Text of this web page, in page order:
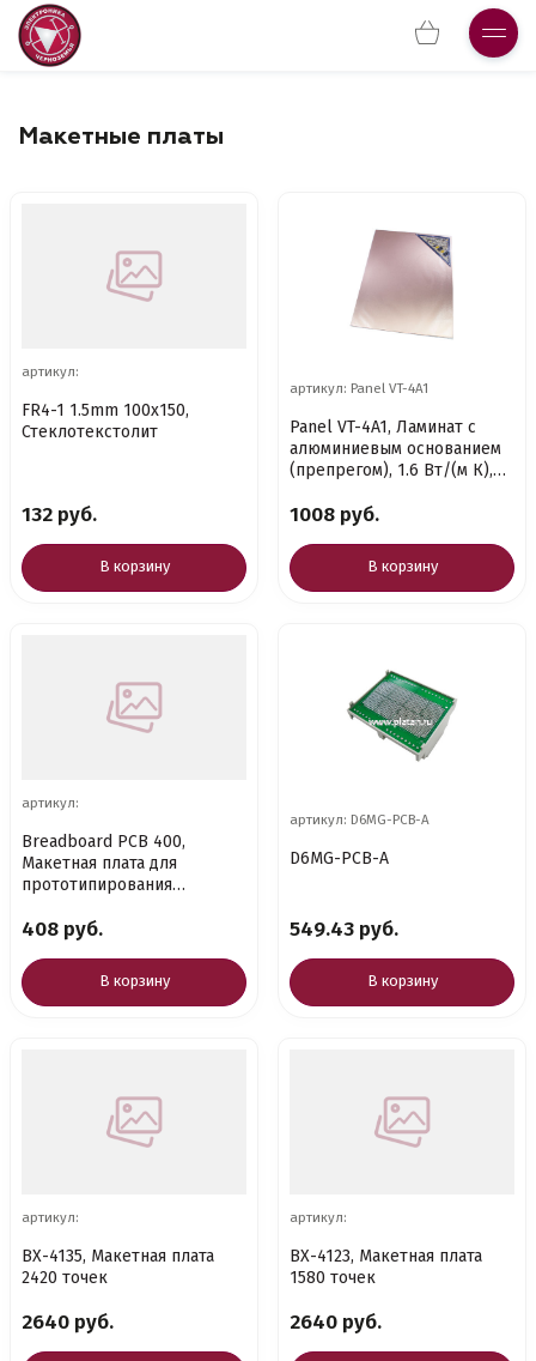
Макетные платы
артикул:
FR4-1 1.5mm 100x150,
Стеклотекстолит
132 руб.
В корзину
артикул: Panel VT-4A1
Panel VT-4A1, Ламинат с
алюминиевым основанием
(препрегом), 1.6 Вт/(м К),
1008 руб.
В корзину
артикул:
Breadboard PCB 400,
Макетная плата для
прототипирования
408 руб.
В корзину
артикул: D6MG-PCB-A
D6MG-PCB-A
549.43 руб.
В корзину
артикул:
BX-4135, Макетная плата
2420 точек
2640 руб.
артикул:
BX-4123, Макетная плата
1580 точек
2640 руб.